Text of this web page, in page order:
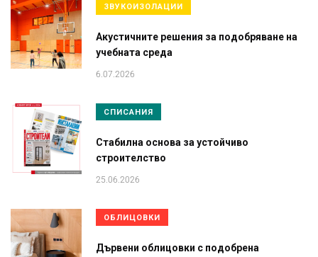
ЗВУКОИЗОЛАЦИИ
Акустичните решения за подобряване на
учебната среда
6.07.2026
СПИСАНИЯ
Стабилна основа за устойчиво
строителство
25.06.2026
ОБЛИЦОВКИ
Дървени облицовки с подобрена